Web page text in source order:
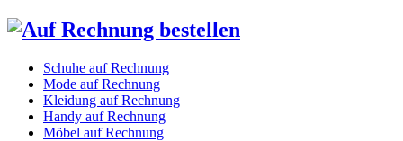
Schuhe auf Rechnung
Mode auf Rechnung
Kleidung auf Rechnung
Handy auf Rechnung
Möbel auf Rechnung